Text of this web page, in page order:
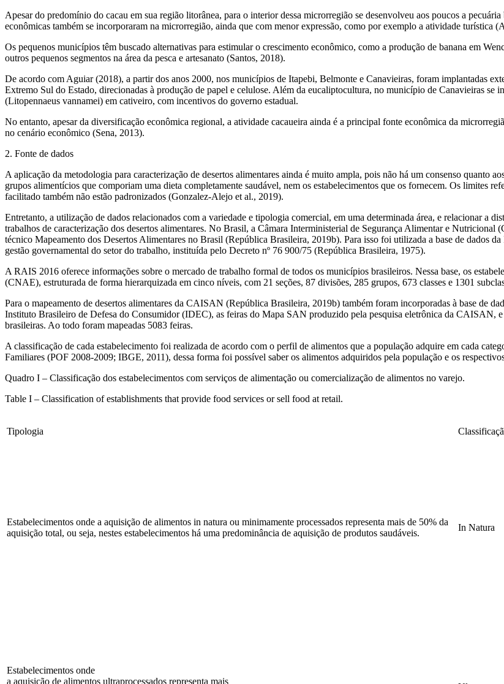
Apesar do predomínio do cacau em sua região litorânea, para o interior dessa microrregião se desenvolveu aos poucos a
econômicas também se incorporaram na microrregião, ainda que com menor expressão, como por exemplo a atividade turística
Os pequenos municípios têm buscado alternativas para estimular o crescimento econômico, como a produção de banana em
outros pequenos segmentos na área da pesca e artesanato (Santos, 2018).
De acordo com Aguiar (2018), a partir dos anos 2000, nos municípios de Itapebi, Belmonte e Canavieiras, foram implantadas
Extremo Sul do Estado, direcionadas à produção de papel e celulose. Além da eucaliptocultura, no município de Canavieiras se
(Litopennaeus vannamei) em cativeiro, com incentivos do governo estadual.
No entanto, apesar da diversificação econômica regional, a atividade cacaueira ainda é a principal fonte econômica da
no cenário econômico (Sena, 2013).
2. Fonte de dados
A aplicação da metodologia para caracterização de desertos alimentares ainda é muito ampla, pois não há um consenso quanto
grupos alimentícios que comporiam uma dieta completamente saudável, nem os estabelecimentos que os fornecem. Os limites
facilitado também não estão padronizados (Gonzalez-Alejo et al., 2019).
Entretanto, a utilização de dados relacionados com a variedade e tipologia comercial, em uma determinada área, e relacionar a
trabalhos de caracterização dos desertos alimentares. No Brasil, a Câmara Interministerial de Segurança Alimentar e
técnico Mapeamento dos Desertos Alimentares no Brasil (República Brasileira, 2019b). Para isso foi utilizada a base de dados
gestão governamental do setor do trabalho, instituída pelo Decreto nº 76 900/75 (República Brasileira, 1975).
A RAIS 2016 oferece informações sobre o mercado de trabalho formal de todos os municípios brasileiros. Nessa base, os
(CNAE), estruturada de forma hierarquizada em cinco níveis, com 21 seções, 87 divisões, 285 grupos, 673 classes e 1301
Para o mapeamento de desertos alimentares da CAISAN (República Brasileira, 2019b) também foram incorporadas à base de
Instituto Brasileiro de Defesa do Consumidor (IDEC), as feiras do Mapa SAN produzido pela pesquisa eletrônica da CAISAN, e
brasileiras. Ao todo foram mapeadas 5083 feiras.
A classificação de cada estabelecimento foi realizada de acordo com o perfil de alimentos que a população adquire em cada
Familiares (POF 2008-2009; IBGE, 2011), dessa forma foi possível saber os alimentos adquiridos pela população e os
Quadro I – Classificação dos estabelecimentos com serviços de alimentação ou comercialização de alimentos no varejo.
Table I – Classification of establishments that provide food services or sell food at retail.
Tipologia
Estabelecimentos onde a aquisição de alimentos in natura ou minimamente processados representa mais de 50% da
aquisição total, ou seja, nestes estabelecimentos há uma predominância de aquisição de produtos saudáveis.
In Natura
Estabelecimentos onde
a aquisição de alimentos ultraprocessados representa mais